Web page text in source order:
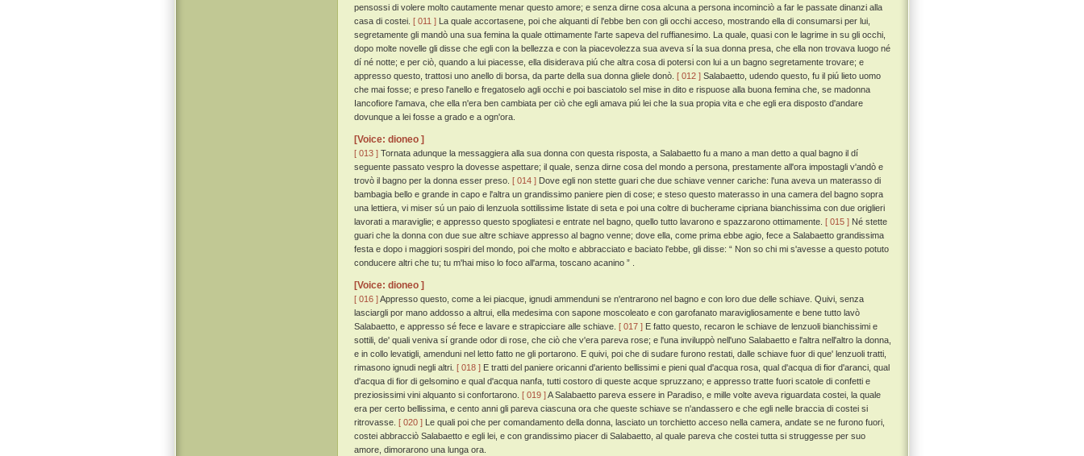
pensossi di volere molto cautamente menar questo amore; e senza dirne cosa alcuna a persona incominciò a far le passate dinanzi alla
casa di costei. [ 011 ] La quale accortasene, poi che alquanti dí l'ebbe ben con gli occhi acceso, mostrando ella di consumarsi per lui,
segretamente gli mandò una sua femina la quale ottimamente l'arte sapeva del ruffianesimo. La quale, quasi con le lagrime in su gli occhi,
dopo molte novelle gli disse che egli con la bellezza e con la piacevolezza sua aveva sí la sua donna presa, che ella non trovava luogo né
dí né notte; e per ciò, quando a lui piacesse, ella disiderava piú che altra cosa di potersi con lui a un bagno segretamente trovare; e
appresso questo, trattosi uno anello di borsa, da parte della sua donna gliele donò. [ 012 ] Salabaetto, udendo questo, fu il piú lieto uomo
che mai fosse; e preso l'anello e fregatoselo agli occhi e poi basciatolo sel mise in dito e rispuose alla buona femina che, se madonna
Iancofiore l'amava, che ella n'era ben cambiata per ciò che egli amava piú lei che la sua propia vita e che egli era disposto d'andare
dovunque a lei fosse a grado e a ogn'ora.
[Voice: dioneo ]
[ 013 ] Tornata adunque la messaggiera alla sua donna con questa risposta, a Salabaetto fu a mano a man detto a qual bagno il dí
seguente passato vespro la dovesse aspettare; il quale, senza dirne cosa del mondo a persona, prestamente all'ora impostagli v'andò e
trovò il bagno per la donna esser preso. [ 014 ] Dove egli non stette guari che due schiave venner cariche: l'una aveva un materasso di
bambagia bello e grande in capo e l'altra un grandissimo paniere pien di cose; e steso questo materasso in una camera del bagno sopra
una lettiera, vi miser sú un paio di lenzuola sottilissime listate di seta e poi una coltre di bucherame cipriana bianchissima con due origlieri
lavorati a maraviglie; e appresso questo spogliatesi e entrate nel bagno, quello tutto lavarono e spazzarono ottimamente. [ 015 ] Né stette
guari che la donna con due sue altre schiave appresso al bagno venne; dove ella, come prima ebbe agio, fece a Salabaetto grandissima
festa e dopo i maggiori sospiri del mondo, poi che molto e abbracciato e baciato l'ebbe, gli disse: “ Non so chi mi s'avesse a questo potuto
conducere altri che tu; tu m'hai miso lo foco all'arma, toscano acanino ” .
[Voice: dioneo ]
[ 016 ]Appresso questo, come a lei piacque, ignudi ammenduni se n'entrarono nel bagno e con loro due delle schiave. Quivi, senza
lasciargli por mano addosso a altrui, ella medesima con sapone moscoleato e con garofanato maravigliosamente e bene tutto lavò
Salabaetto, e appresso sé fece e lavare e strapicciare alle schiave. [ 017 ] E fatto questo, recaron le schiave de lenzuoli bianchissimi e
sottili, de' quali veniva sí grande odor di rose, che ciò che v'era pareva rose; e l'una inviluppò nell'uno Salabaetto e l'altra nell'altro la donna,
e in collo levatigli, amenduni nel letto fatto ne gli portarono. E quivi, poi che di sudare furono restati, dalle schiave fuor di que' lenzuoli tratti,
rimasono ignudi negli altri. [ 018 ] E tratti del paniere oricanni d'ariento bellissimi e pieni qual d'acqua rosa, qual d'acqua di fior d'aranci, qual
d'acqua di fior di gelsomino e qual d'acqua nanfa, tutti costoro di queste acque spruzzano; e appresso tratte fuori scatole di confetti e
preziosissimi vini alquanto si confortarono. [ 019 ]A Salabaetto pareva essere in Paradiso, e mille volte aveva riguardata costei, la quale
era per certo bellissima, e cento anni gli pareva ciascuna ora che queste schiave se n'andassero e che egli nelle braccia di costei si
ritrovasse. [ 020 ] Le quali poi che per comandamento della donna, lasciato un torchietto acceso nella camera, andate se ne furono fuori,
costei abbracciò Salabaetto e egli lei, e con grandissimo piacer di Salabaetto, al quale pareva che costei tutta si struggesse per suo
amore, dimorarono una lunga ora.